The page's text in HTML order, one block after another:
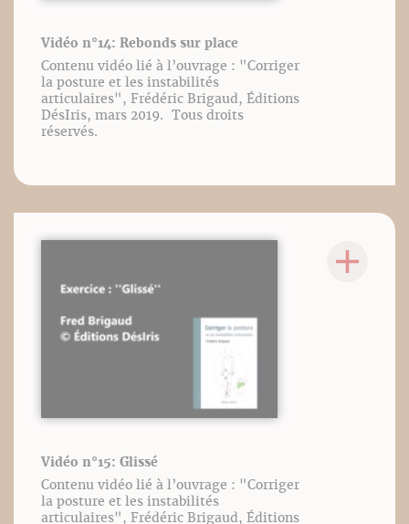
Vidéo n°14: Rebonds sur place
Contenu vidéo lié à l’ouvrage : "Corriger
la posture et les instabilités
articulaires", Frédéric Brigaud, Éditions
DésIris, mars 2019. Tous droits
réservés.
Vidéo n°15: Glissé
Contenu vidéo lié à l’ouvrage : "Corriger
la posture et les instabilités
articulaires", Frédéric Brigaud, Éditions